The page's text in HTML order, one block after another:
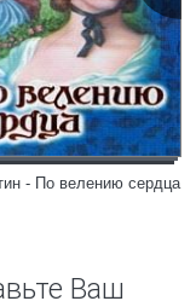
- По велению сердца
Ваш